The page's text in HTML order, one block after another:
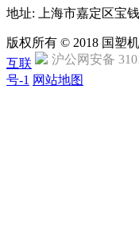
地址: 上海市嘉定区宝
版权所有 © 2018 国塑
互联
沪公网安备
号-1 网站地图